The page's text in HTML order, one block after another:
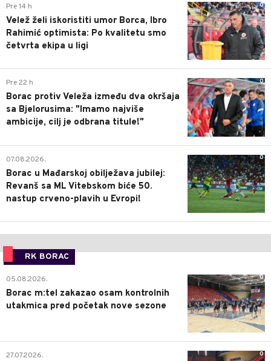
0
Pre 14 h
Velež želi iskoristiti umor Borca, Ibro
Rahimić optimista: Po kvalitetu smo
četvrta ekipa u ligi
0
Pre 22 h
Borac protiv Veleža između dva okršaja
sa Bjelorusima: "Imamo najviše
ambicije, cilj je odbrana titule!"
0
07.08.2026.
Borac u Mađarskoj obilježava jubilej:
Revanš sa ML Vitebskom biće 50.
nastup crveno-plavih u Evropi!
RK BORAC
0
05.08.2026.
Borac m:tel zakazao osam kontrolnih
utakmica pred početak nove sezone
0
27.07.2026.